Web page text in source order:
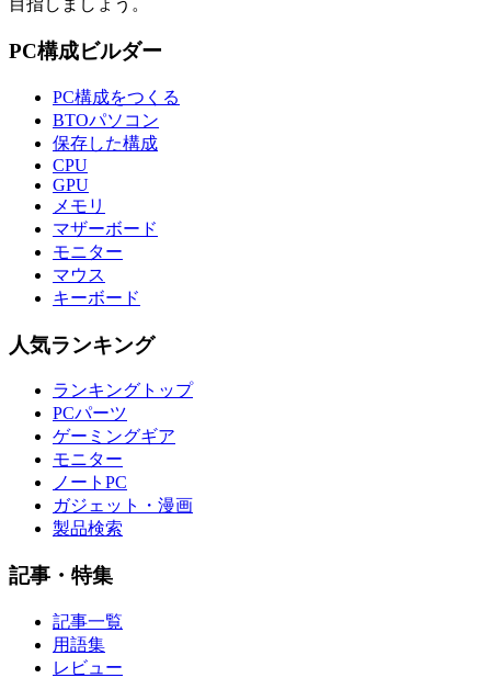
目指しましょう。
PC構成ビルダー
PC構成をつくる
BTOパソコン
保存した構成
CPU
GPU
メモリ
マザーボード
モニター
マウス
キーボード
人気ランキング
ランキングトップ
PCパーツ
ゲーミングギア
モニター
ノートPC
ガジェット・漫画
製品検索
記事・特集
記事一覧
用語集
レビュー